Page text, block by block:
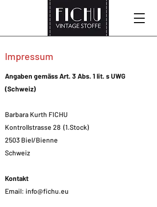
Impressum
Angaben gemäss Art. 3 Abs. 1 lit. s UWG
(Schweiz)
Barbara Kurth FICHU
Kontrollstrasse 28 (1.Stock)
2503 Biel/Bienne
Schweiz
Kontakt
Email: info@fichu.eu